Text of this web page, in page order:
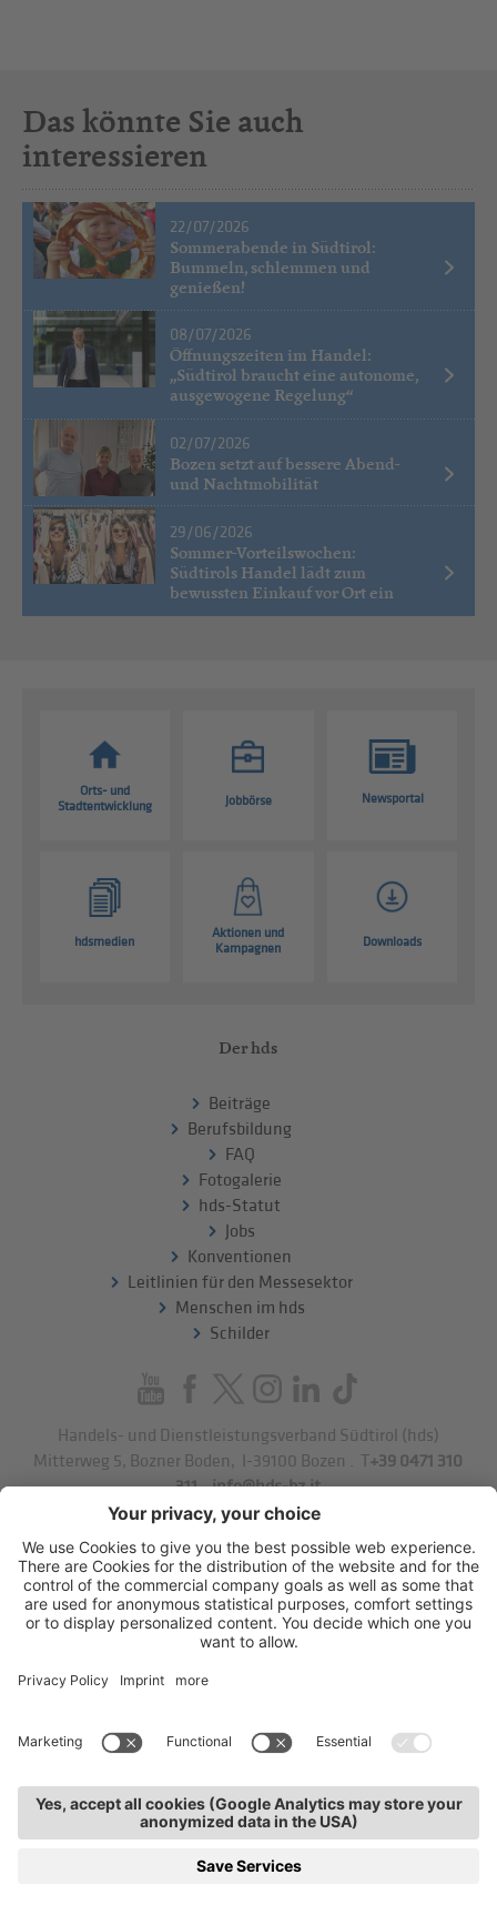
Das könnte Sie auch
interessieren
22/07/2026
Sommerabende in Südtirol:
Bummeln, schlemmen und
genießen!
08/07/2026
Öffnungszeiten im Handel:
„Südtirol braucht eine autonome,
ausgewogene Regelung“
02/07/2026
Bozen setzt auf bessere Abend-
und Nachtmobilität
29/06/2026
Sommer-Vorteilswochen:
Südtirols Handel lädt zum
bewussten Einkauf vor Ort ein
Orts- und
Stadtentwicklung
Jobbörse Newsportal
hdsmedien
Aktionen und
Kampagnen
Downloads
Der hds
Beiträge
Berufsbildung
FAQ
Fotogalerie
hds-Statut
Jobs
Konventionen
Leitlinien für den Messesektor
Menschen im hds
Schilder
Handels- und Dienstleistungsverband Südtirol (hds)
Mitterweg 5, Bozner Boden
I-39100 Bozen . T+39 0471 310
311.info@hds-bz.it
Impressum
Datenschutzerklärung
Cookie-Einstellungen
Sitemap